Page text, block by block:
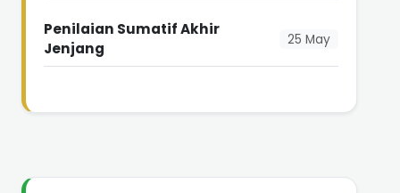
Penilaian Sumatif Akhir
Jenjang
25 May